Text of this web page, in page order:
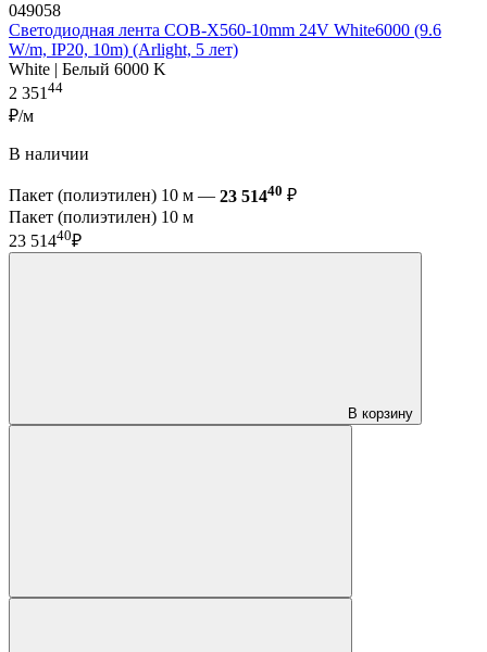
049058
Светодиодная лента COB-X560-10mm 24V White6000 (9.6
W/m, IP20, 10m) (Arlight, 5 лет)
White | Белый 6000 K
2 35144
₽/м
В наличии
Пакет (полиэтилен) 10 м — 23 51440 ₽
Пакет (полиэтилен) 10 м
23 51440₽
В корзину